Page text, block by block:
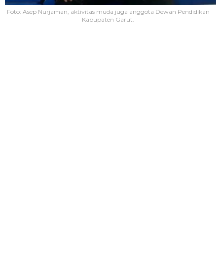
Foto: Asep Nurjaman, aktivitas muda juga anggota Dewan Pendidikan
Kabupaten Garut.